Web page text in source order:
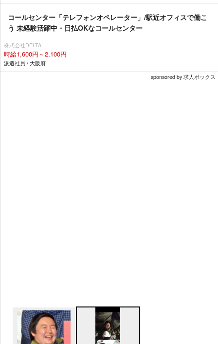
コールセンター「テレフォンオペレーター」/駅近オフィスで働こ
う 未経験活躍中・日払OKなコールセンター
株式会社DELTA
時給1,600円～2,100円
派遣社員 / 大阪府
sponsored by 求人ボックス